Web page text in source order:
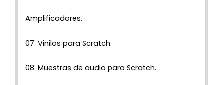
Amplificadores.
07. Vinilos para Scratch.
08. Muestras de audio para Scratch.